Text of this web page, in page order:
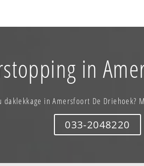
in
daklekkage in Amersfoort De Driehoek?
033-2048220